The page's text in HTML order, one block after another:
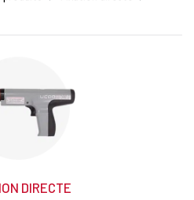
DIRECTE